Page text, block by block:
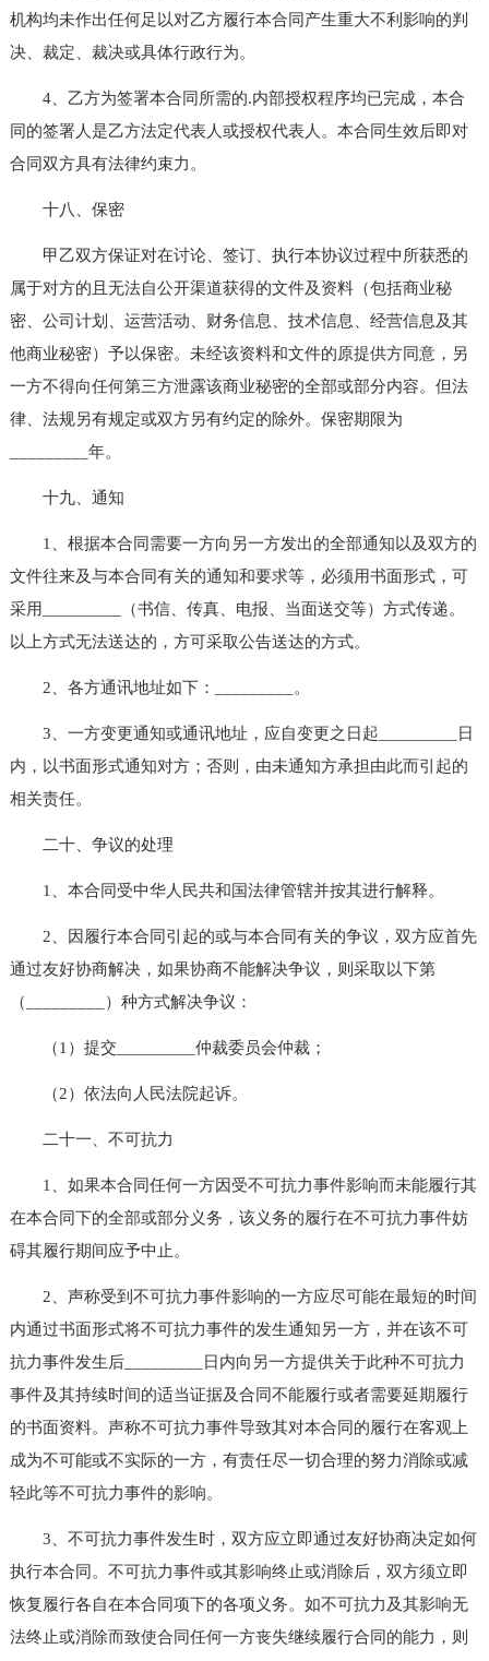
机构均未作出任何足以对乙方履行本合同产生重大不利影响的判
决、裁定、裁决或具体行政行为。
4、乙方为签署本合同所需的.内部授权程序均已完成，本合
同的签署人是乙方法定代表人或授权代表人。本合同生效后即对
合同双方具有法律约束力。
十八、保密
甲乙双方保证对在讨论、签订、执行本协议过程中所获悉的
属于对方的且无法自公开渠道获得的文件及资料（包括商业秘
密、公司计划、运营活动、财务信息、技术信息、经营信息及其
他商业秘密）予以保密。未经该资料和文件的原提供方同意，另
一方不得向任何第三方泄露该商业秘密的全部或部分内容。但法
律、法规另有规定或双方另有约定的除外。保密期限为
_________年。
十九、通知
1、根据本合同需要一方向另一方发出的全部通知以及双方的
文件往来及与本合同有关的通知和要求等，必须用书面形式，可
采用_________（书信、传真、电报、当面送交等）方式传递。
以上方式无法送达的，方可采取公告送达的方式。
2、各方通讯地址如下：_________。
3、一方变更通知或通讯地址，应自变更之日起_________日
内，以书面形式通知对方；否则，由未通知方承担由此而引起的
相关责任。
二十、争议的处理
1、本合同受中华人民共和国法律管辖并按其进行解释。
2、因履行本合同引起的或与本合同有关的争议，双方应首先
通过友好协商解决，如果协商不能解决争议，则采取以下第
（_________）种方式解决争议：
（1）提交_________仲裁委员会仲裁；
（2）依法向人民法院起诉。
二十一、不可抗力
1、如果本合同任何一方因受不可抗力事件影响而未能履行其
在本合同下的全部或部分义务，该义务的履行在不可抗力事件妨
碍其履行期间应予中止。
2、声称受到不可抗力事件影响的一方应尽可能在最短的时间
内通过书面形式将不可抗力事件的发生通知另一方，并在该不可
抗力事件发生后_________日内向另一方提供关于此种不可抗力
事件及其持续时间的适当证据及合同不能履行或者需要延期履行
的书面资料。声称不可抗力事件导致其对本合同的履行在客观上
成为不可能或不实际的一方，有责任尽一切合理的努力消除或减
轻此等不可抗力事件的影响。
3、不可抗力事件发生时，双方应立即通过友好协商决定如何
执行本合同。不可抗力事件或其影响终止或消除后，双方须立即
恢复履行各自在本合同项下的各项义务。如不可抗力及其影响无
法终止或消除而致使合同任何一方丧失继续履行合同的能力，则